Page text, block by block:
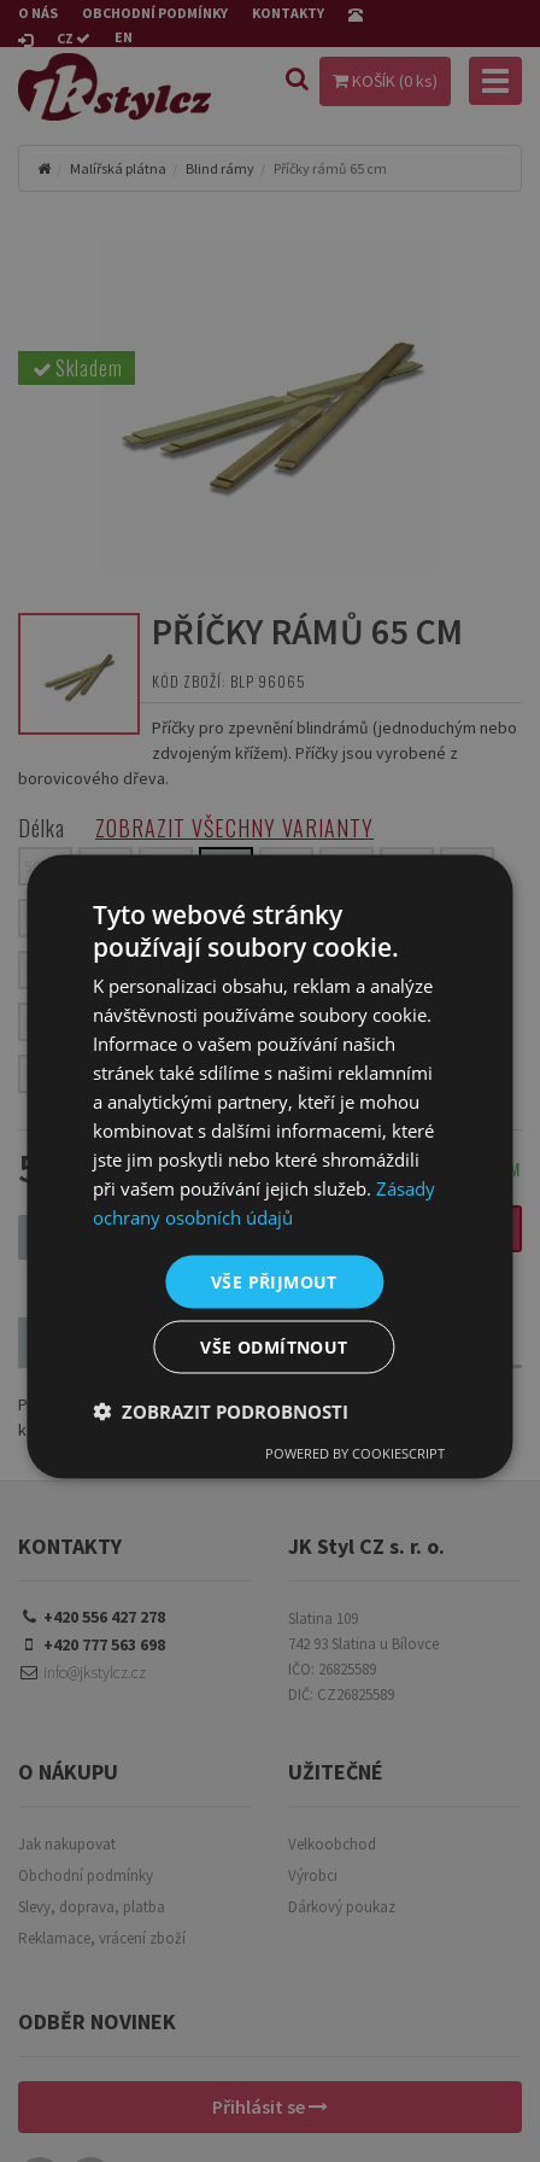
O NÁS OBCHODNÍ PODMÍNKY
KONTAKTY
CZ
EN
KOŠÍK (0 ks)
Malířská plátna Blind rámy Příčky rámů 65 cm
Skladem
PŘÍČKY RÁMŮ 65 CM
KÓD ZBOŽÍ: BLP 96065
Příčky pro zpevnění blindrámů (jednoduchým nebo
zdvojeným křížem). Příčky jsou vyrobené z
borovicového dřeva.
Délka ZOBRAZIT VŠECHNY VARIANTY
50 cm
95 cm 100 cm 105 cm 110 cm
130 cm 135 cm
165 cm 170 cm 175 cm 180 cm 185 cm
200 cm
54 Kč SKLADEM
PARAMETRY
Příčky pro zpevnění blindrámů (jednoduchým nebo zdvojeným
křížem). Příčky jsou vyrobené z borovicového dřeva.
KONTAKTY
+420 556 427 278
+420 777 563 698
info@jkstylcz.cz
JK Styl CZ s. r. o.
Slatina 109
742 93 Slatina u Bílovce
IČO: 26825589
DIČ: CZ26825589
O NÁKUPU
Jak nakupovat
Obchodní podmínky
Slevy, doprava, platba
Reklamace, vrácení zboží
UŽITEČNÉ
Velkoobchod
Výrobci
Dárkový poukaz
ODBĚR NOVINEK
Přihlásit se
Tyto webové stránky
používají soubory cookie.
K personalizaci obsahu, reklam a analýze
návštěvnosti používáme soubory cookie.
Informace o vašem používání našich
stránek také sdílíme s našimi reklamními
a analytickými partnery, kteří je mohou
kombinovat s dalšími informacemi, které
jste jim poskytli nebo které shromáždili
při vašem používání jejich služeb.Zásady
ochrany osobních údajů
VŠE PŘIJMOUT
VŠE ODMÍTNOUT
ZOBRAZIT PODROBNOSTI
POWERED BY COOKIESCRIPT